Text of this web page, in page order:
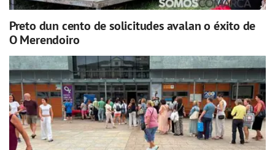
Preto dun cento de solicitudes avalan o éxito de
O Merendoiro